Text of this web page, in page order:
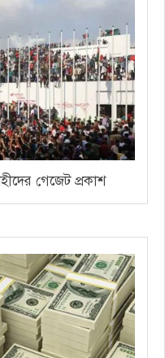
গেজেট প্রকাশ